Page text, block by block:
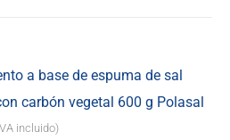
a base de espuma de sal
carbón vegetal 600 g Polasal
incluido)